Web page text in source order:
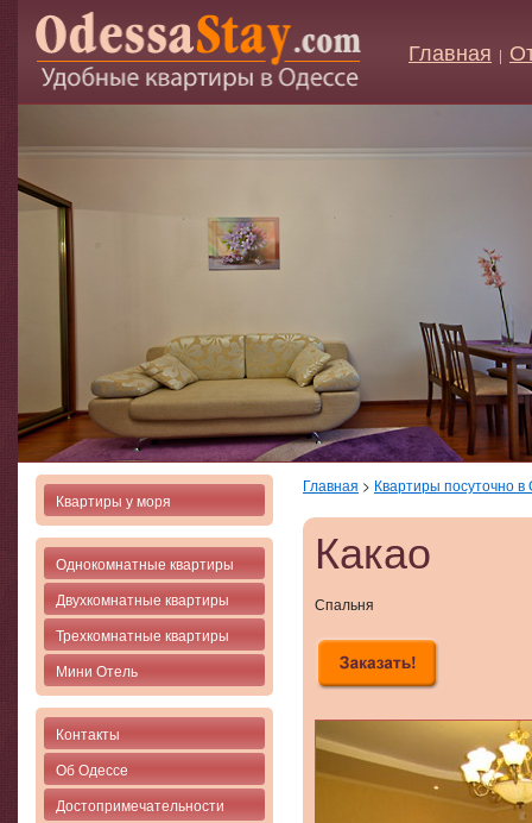
Главная |
Квартиры у моря
Однокомнатные квартиры
Двухкомнатные квартиры
Трехкомнатные квартиры
Мини Отель
Контакты
Об Одессе
Достопримечательности
Главная > Квартиры посуточно в
Какао
Спальня